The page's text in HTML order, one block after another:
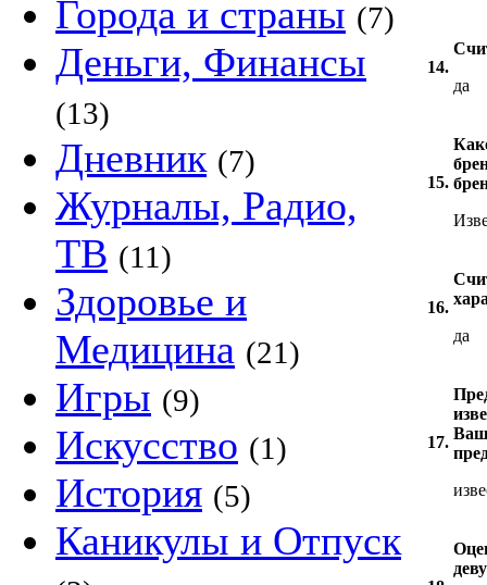
Города и страны (7)
Деньги, Финансы
(13)
Дневник (7)
Журналы, Радио,
ТВ (11)
Здоровье и
Медицина (21)
Игры (9)
Искусство (1)
История (5)
Каникулы и Отпуск
14.
да
15.
16.
да
17.